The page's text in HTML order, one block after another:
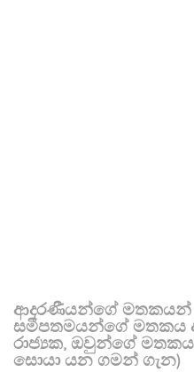
ආදරණීයන්ගේ මතකයන්
සමීපතමයන්ගේ මතකය
රාජ්‍යක, ඔවුන්ගේ
සොයා යන ගමන් ගැන)